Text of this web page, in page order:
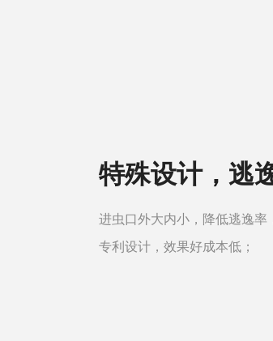
特殊设计，逃
进虫口外大内小，降低逃逸率
专利设计，效果好成本低；